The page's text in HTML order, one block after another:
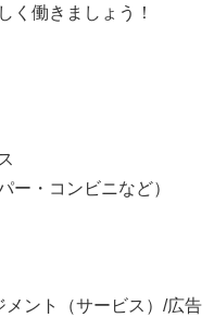
く働きましょう！
ー・コンビニなど）
ント（サービス）/広告